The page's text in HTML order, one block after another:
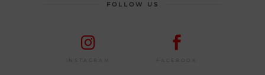
FOLLOW US
INSTAGRAM FACEBOOK